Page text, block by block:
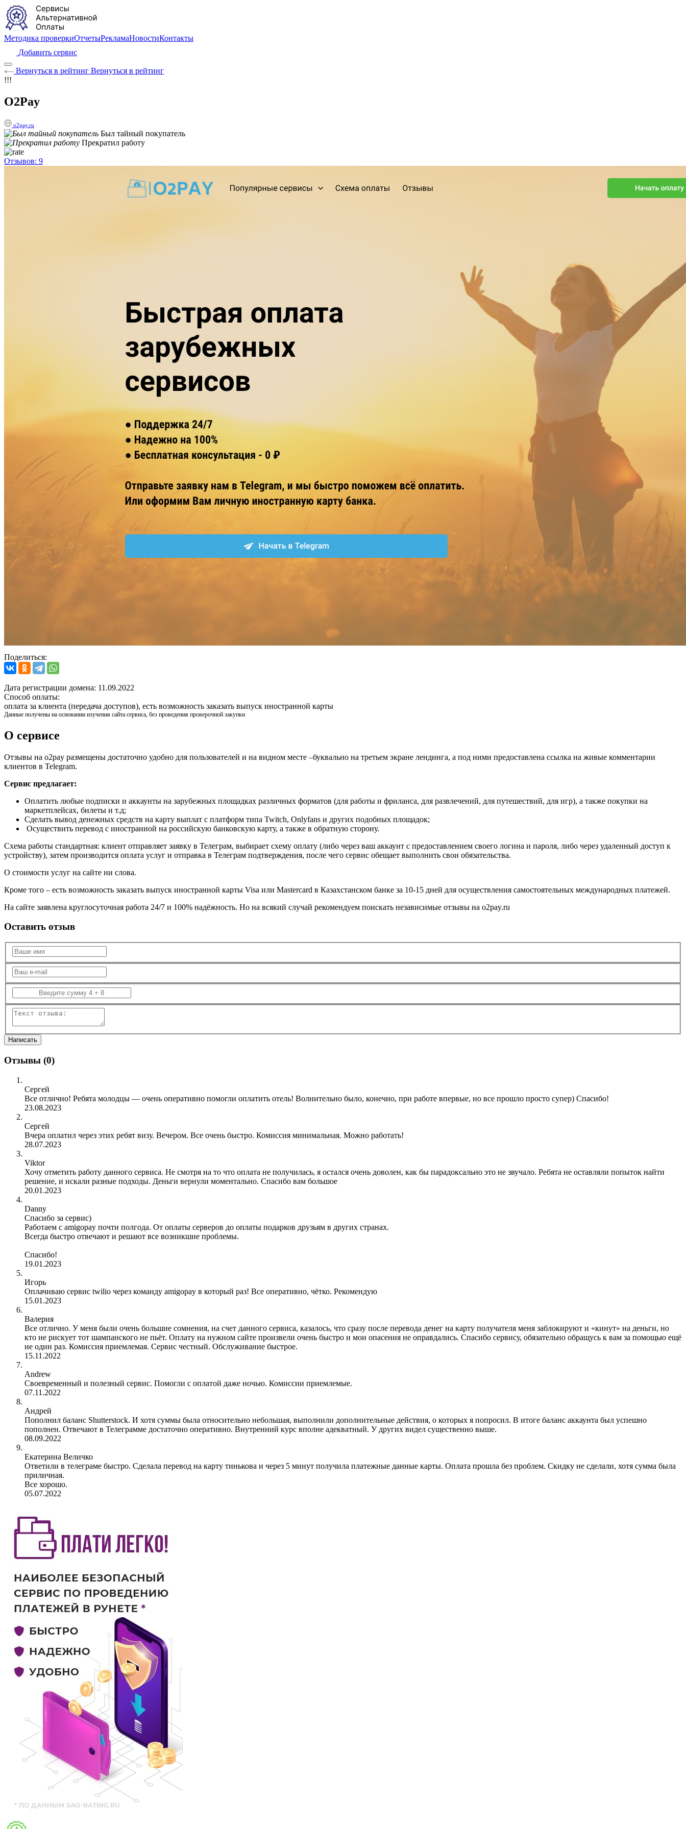
Методика проверкиОтчетыРекламаНовостиКонтакты
Добавить сервис
Вернуться в рейтинг Вернуться в рейтинг
!!!
O2Pay
o2pay.ru
Был тайный покупатель
Прекратил работу
Отзывов: 9
Поделиться:
Дата регистрации домена: 11.09.2022
Способ оплаты:
оплата за клиента (передача доступов), есть возможность заказать выпуск иностранной карты
Данные получены на основании изучения сайта сервиса, без проведения проверочной закупки
О сервисе
Отзывы на o2pay размещены достаточно удобно для пользователей и на видном месте –буквально на третьем экране лендинга, а под ними предоставлена ссылка на живые комментарии
клиентов в Telegram.
Сервис предлагает:
Оплатить любые подписки и аккаунты на зарубежных площадках различных форматов (для работы и фриланса, для развлечений, для путешествий, для игр), а также покупки на
маркетплейсах, билеты и т.д;
Сделать вывод денежных средств на карту выплат с платформ типа Twitch, Onlyfans и других подобных площадок;
Осуществить перевод с иностранной на российскую банковскую карту, а также в обратную сторону.
Схема работы стандартная: клиент отправляет заявку в Телеграм, выбирает схему оплату (либо через ваш аккаунт с предоставлением своего логина и пароля, либо через удаленный доступ к
устройству), затем производится оплата услуг и отправка в Телеграм подтверждения, после чего сервис обещает выполнить свои обязательства.
О стоимости услуг на сайте ни слова.
Кроме того – есть возможность заказать выпуск иностранной карты Visa или Mastercard в Казахстанском банке за 10-15 дней для осуществления самостоятельных международных платежей.
На сайте заявлена круглосуточная работа 24/7 и 100% надёжность. Но на всякий случай рекомендуем поискать независимые отзывы на o2pay.ru
Оставить отзыв
Отзывы (0)
Сергей
Все отлично! Ребята молодцы — очень оперативно помогли оплатить отель! Волнительно было, конечно, при работе впервые, но все прошло просто супер) Спасибо!
23.08.2023
Сергей
Вчера оплатил через этих ребят визу. Вечером. Все очень быстро. Комиссия минимальная. Можно работать!
28.07.2023
Viktor
Хочу отметить работу данного сервиса. Не смотря на то что оплата не получилась, я остался очень доволен, как бы парадоксально это не звучало. Ребята не оставляли попыток найти
решение, и искали разные подходы. Деньги вернули моментально. Спасибо вам большое
20.01.2023
Danny
Спасибо за сервис)
Работаем с amigopay почти полгода. От оплаты серверов до оплаты подарков друзьям в других странах.
Всегда быстро отвечают и решают все возникшие проблемы.
Спасибо!
19.01.2023
Игорь
Оплачиваю сервис twilio через команду amigopay в который раз! Все оперативно, чётко. Рекомендую
15.01.2023
Валерия
Все отлично. У меня были очень большие сомнения, на счет данного сервиса, казалось, что сразу после перевода денег на карту получателя меня заблокируют и «кинут» на деньги, но
кто не рискует тот шампанского не пьёт. Оплату на нужном сайте произвели очень быстро и мои опасения не оправдались. Спасибо сервису, обязательно обращусь к вам за помощью ещё
не один раз. Комиссия приемлемая. Сервис честный. Обслуживание быстрое.
15.11.2022
Andrew
Своевременный и полезный сервис. Помогли с оплатой даже ночью. Комиссии приемлемые.
07.11.2022
Андрей
Пополнил баланс Shutterstock. И хотя суммы была относительно небольшая, выполнили дополнительные действия, о которых я попросил. В итоге баланс аккаунта был успешно
пополнен. Отвечают в Телеграмме достаточно оперативно. Внутренний курс вполне адекватный. У других видел существенно выше.
08.09.2022
Екатерина Величко
Ответили в телеграме быстро. Сделала перевод на карту тинькова и через 5 минут получила платежные данные карты. Оплата прошла без проблем. Скидку не сделали, хотя сумма была
приличная.
Все хорошо.
05.07.2022